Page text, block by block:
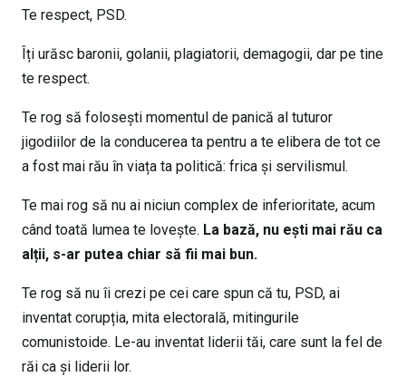
Te respect, PSD.
Îți urăsc baronii, golanii, plagiatorii, demagogii, dar pe tine
te respect.
Te rog să folosești momentul de panică al tuturor
jigodiilor de la conducerea ta pentru a te elibera de tot ce
a fost mai rău în viața ta politică: frica și servilismul.
Te mai rog să nu ai niciun complex de inferioritate, acum
când toată lumea te lovește. La bază, nu ești mai rău ca
alții, s-ar putea chiar să fii mai bun.
Te rog să nu îi crezi pe cei care spun că tu, PSD, ai
inventat corupția, mita electorală, mitingurile
comunistoide. Le-au inventat liderii tăi, care sunt la fel de
răi ca și liderii lor.